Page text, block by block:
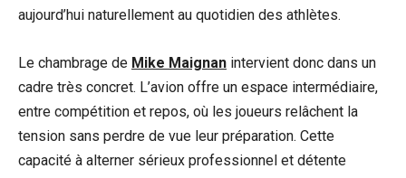
aujourd’hui naturellement au quotidien des athlètes.
Le chambrage de Mike Maignan intervient donc dans un
cadre très concret. L’avion offre un espace intermédiaire,
entre compétition et repos, où les joueurs relâchent la
tension sans perdre de vue leur préparation. Cette
capacité à alterner sérieux professionnel et détente